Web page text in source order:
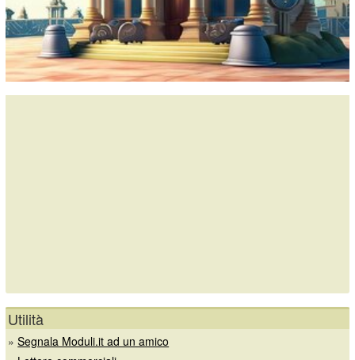
Utilità
»Segnala Moduli.it ad un amico